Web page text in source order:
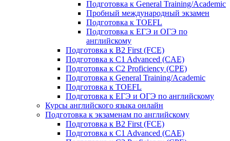
Подготовка к General Training/Academic
Пробный международный экзамен
Подготовка к TOEFL
Подготовка к ЕГЭ и ОГЭ по
английскому
Подготовка к B2 First (FCE)
Подготовка к C1 Advanced (CAE)
Подготовка к C2 Proficiency (CPE)
Подготовка к General Training/Academic
Подготовка к TOEFL
Подготовка к ЕГЭ и ОГЭ по английскому
Курсы английского языка онлайн
Подготовка к экзаменам по английскому
Подготовка к B2 First (FCE)
Подготовка к C1 Advanced (CAE)